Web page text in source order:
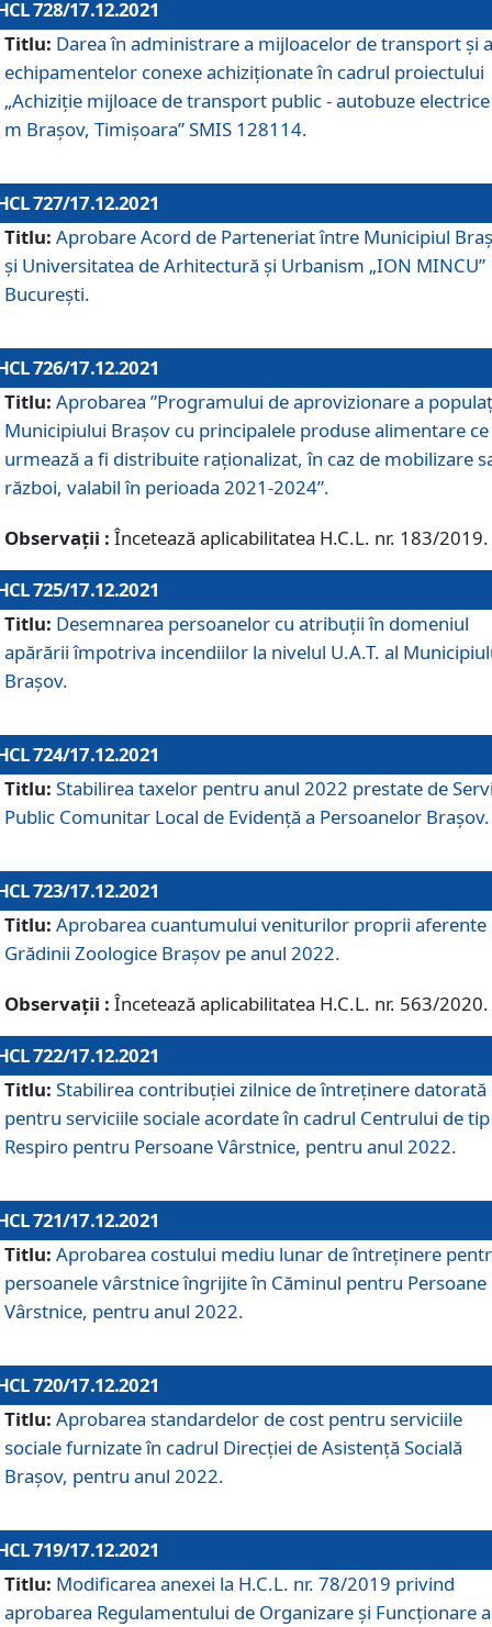
728/17.12.2021
Titlu: Darea în administrare a mijloacelor de transport și a
echipamentelor conexe achiziționate în cadrul proiectului
„Achiziție mijloace de transport public - autobuze
m Brașov, Timișoara” SMIS 128114.
727/17.12.2021
Titlu: Aprobare Acord de Parteneriat între Municipiul
și Universitatea de Arhitectură și Urbanism „ION MINCU”
București.
726/17.12.2021
Titlu: Aprobarea ”Programului de aprovizionare a
Municipiului Braşov cu principalele produse alimentare ce
urmează a fi distribuite raționalizat, în caz de mobilizare
război, valabil în perioada 2021-2024”.
Observații : Încetează aplicabilitatea H.C.L. nr. 183/2019.
725/17.12.2021
Titlu: Desemnarea persoanelor cu atribuții în domeniul
apărării împotriva incendiilor la nivelul U.A.T. al
Brașov.
724/17.12.2021
Titlu: Stabilirea taxelor pentru anul 2022 prestate de
Public Comunitar Local de Evidență a Persoanelor Braşov.
723/17.12.2021
Titlu: Aprobarea cuantumului veniturilor proprii aferente
Grădinii Zoologice Braşov pe anul 2022.
Observații : Încetează aplicabilitatea H.C.L. nr. 563/2020.
722/17.12.2021
Titlu: Stabilirea contribuţiei zilnice de întreținere datorată
pentru serviciile sociale acordate în cadrul Centrului de tip
Respiro pentru Persoane Vârstnice, pentru anul 2022.
721/17.12.2021
Titlu: Aprobarea costului mediu lunar de întreţinere
persoanele vârstnice îngrijite în Căminul pentru Persoane
Vârstnice, pentru anul 2022.
720/17.12.2021
Titlu: Aprobarea standardelor de cost pentru serviciile
sociale furnizate în cadrul Direcției de Asistență Socială
Brașov, pentru anul 2022.
719/17.12.2021
Titlu: Modificarea anexei la H.C.L. nr. 78/2019 privind
aprobarea Regulamentului de Organizare și Funcționare